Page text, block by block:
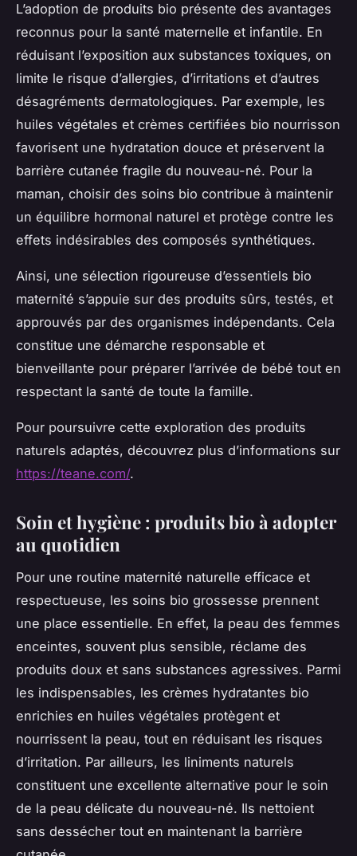
L’adoption de produits bio présente des avantages
reconnus pour la santé maternelle et infantile. En
réduisant l’exposition aux substances toxiques, on
limite le risque d’allergies, d’irritations et d’autres
désagréments dermatologiques. Par exemple, les
huiles végétales et crèmes certifiées bio nourrisson
favorisent une hydratation douce et préservent la
barrière cutanée fragile du nouveau-né. Pour la
maman, choisir des soins bio contribue à maintenir
un équilibre hormonal naturel et protège contre les
effets indésirables des composés synthétiques.
Ainsi, une sélection rigoureuse d’essentiels bio
maternité s’appuie sur des produits sûrs, testés, et
approuvés par des organismes indépendants. Cela
constitue une démarche responsable et
bienveillante pour préparer l’arrivée de bébé tout en
respectant la santé de toute la famille.
Pour poursuivre cette exploration des produits
naturels adaptés, découvrez plus d’informations sur
https://teane.com/.
Soin et hygiène : produits bio à adopter
au quotidien
Pour une routine maternité naturelle efficace et
respectueuse, les soins bio grossesse prennent
une place essentielle. En effet, la peau des femmes
enceintes, souvent plus sensible, réclame des
produits doux et sans substances agressives. Parmi
les indispensables, les crèmes hydratantes bio
enrichies en huiles végétales protègent et
nourrissent la peau, tout en réduisant les risques
d’irritation. Par ailleurs, les liniments naturels
constituent une excellente alternative pour le soin
de la peau délicate du nouveau-né. Ils nettoient
sans dessécher tout en maintenant la barrière